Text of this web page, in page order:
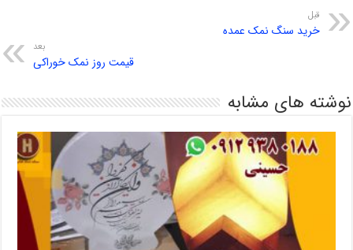
قبل
خرید سنگ نمک عمده
بعد
قیمت روز نمک خوراکی
نوشته های مشابه